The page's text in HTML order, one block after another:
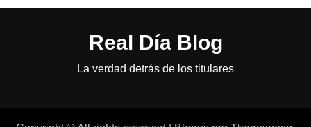
Real Día Blog
La verdad detrás de los titulares